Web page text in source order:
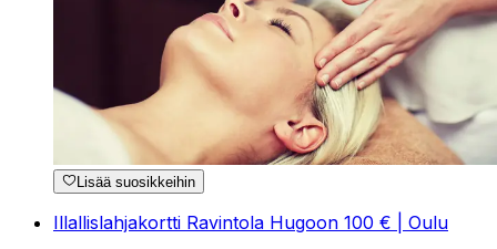
Lisää suosikkeihin
Illallislahjakortti Ravintola Hugoon 100 € | Oulu